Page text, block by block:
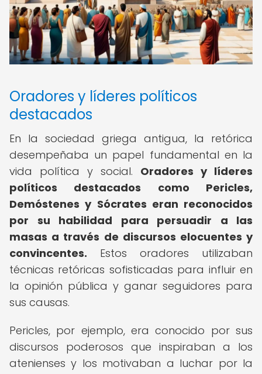
Oradores y líderes políticos
destacados
En la sociedad griega antigua, la retórica
desempeñaba un papel fundamental en la
vida política y social. Oradores y líderes
políticos destacados como Pericles,
Demóstenes y Sócrates eran reconocidos
por su habilidad para persuadir a las
masas a través de discursos elocuentes y
convincentes. Estos oradores utilizaban
técnicas retóricas sofisticadas para influir en
la opinión pública y ganar seguidores para
sus causas.
Pericles, por ejemplo, era conocido por sus
discursos poderosos que inspiraban a los
atenienses y los motivaban a luchar por la